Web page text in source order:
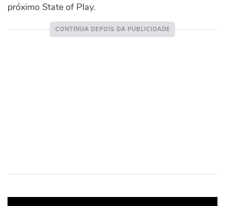
próximo State of Play.